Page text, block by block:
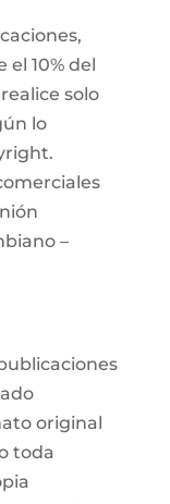
10% del
solo
lo
–
original
toda